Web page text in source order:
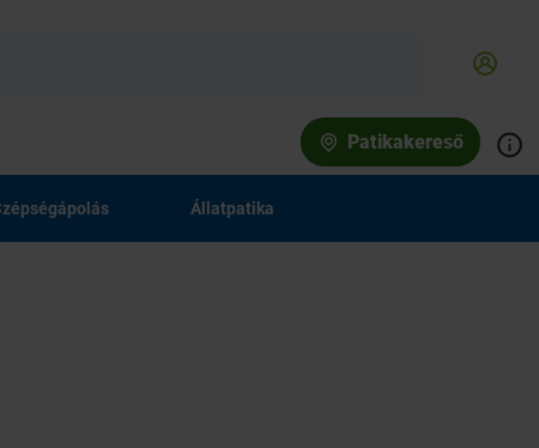
Patikakereső
Állatpatika